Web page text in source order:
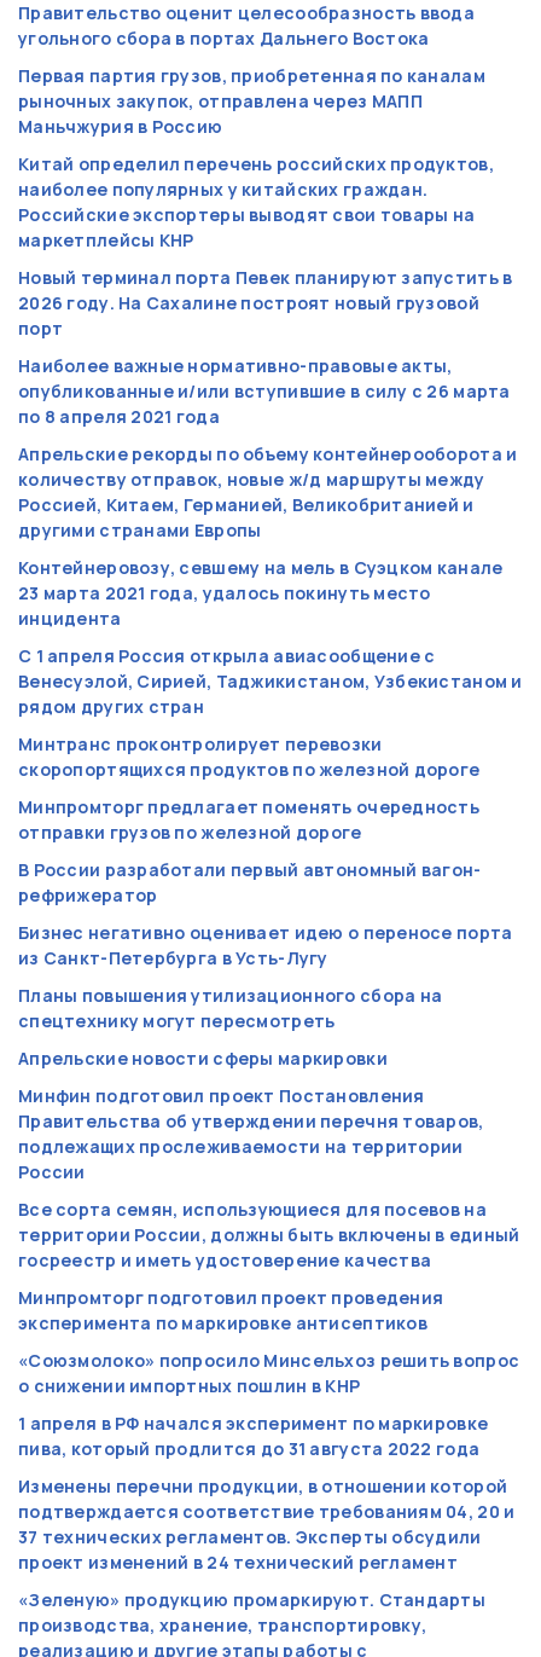
Правительство оценит целесообразность ввода
угольного сбора в портах Дальнего Востока
Первая партия грузов, приобретенная по каналам
рыночных закупок, отправлена через МАПП
Маньчжурия в Россию
Китай определил перечень российских продуктов,
наиболее популярных у китайских граждан.
Российские экспортеры выводят свои товары на
маркетплейсы КНР
Новый терминал порта Певек планируют запустить в
2026 году. На Сахалине построят новый грузовой
порт
Наиболее важные нормативно-правовые акты,
опубликованные и/или вступившие в силу с 26 марта
по 8 апреля 2021 года
Апрельские рекорды по объему контейнерооборота и
количеству отправок, новые ж/д маршруты между
Россией, Китаем, Германией, Великобританией и
другими странами Европы
Контейнеровозу, севшему на мель в Суэцком канале
23 марта 2021 года, удалось покинуть место
инцидента
С 1 апреля Россия открыла авиасообщение с
Венесуэлой, Сирией, Таджикистаном, Узбекистаном и
рядом других стран
Минтранс проконтролирует перевозки
скоропортящихся продуктов по железной дороге
Минпромторг предлагает поменять очередность
отправки грузов по железной дороге
В России разработали первый автономный вагон-
рефрижератор
Бизнес негативно оценивает идею о переносе порта
из Санкт-Петербурга в Усть-Лугу
Планы повышения утилизационного сбора на
спецтехнику могут пересмотреть
Апрельские новости сферы маркировки
Минфин подготовил проект Постановления
Правительства об утверждении перечня товаров,
подлежащих прослеживаемости на территории
России
Все сорта семян, использующиеся для посевов на
территории России, должны быть включены в единый
госреестр и иметь удостоверение качества
Минпромторг подготовил проект проведения
эксперимента по маркировке антисептиков
«Союзмолоко» попросило Минсельхоз решить вопрос
о снижении импортных пошлин в КНР
1 апреля в РФ начался эксперимент по маркировке
пива, который продлится до 31 августа 2022 года
Изменены перечни продукции, в отношении которой
подтверждается соответствие требованиям 04, 20 и
37 технических регламентов. Эксперты обсудили
проект изменений в 24 технический регламент
«Зеленую» продукцию промаркируют. Стандарты
производства, хранение, транспортировку,
реализацию и другие этапы работы с